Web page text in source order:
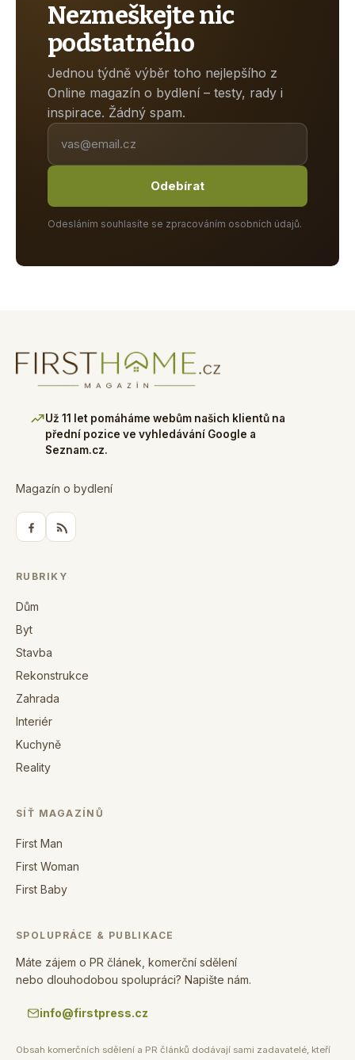
Nezmeškejte nic
podstatného
Jednou týdně výběr toho nejlepšího z
Online magazín o bydlení – testy, rady i
inspirace. Žádný spam.
Odebírat
Odesláním souhlasíte se zpracováním osobních údajů.
Už 11 let pomáháme webům našich klientů na
přední pozice ve vyhledávání Google a
Seznam.cz.
Magazín o bydlení
RUBRIKY
Dům
Byt
Stavba
Rekonstrukce
Zahrada
Interiér
Kuchyně
Reality
SÍŤ MAGAZÍNŮ
First Man
First Woman
First Baby
SPOLUPRÁCE & PUBLIKACE
Máte zájem o PR článek, komerční sdělení
nebo dlouhodobou spolupráci? Napište nám.
info@firstpress.cz
Obsah komerčních sdělení a PR článků dodávají sami zadavatelé, kteří